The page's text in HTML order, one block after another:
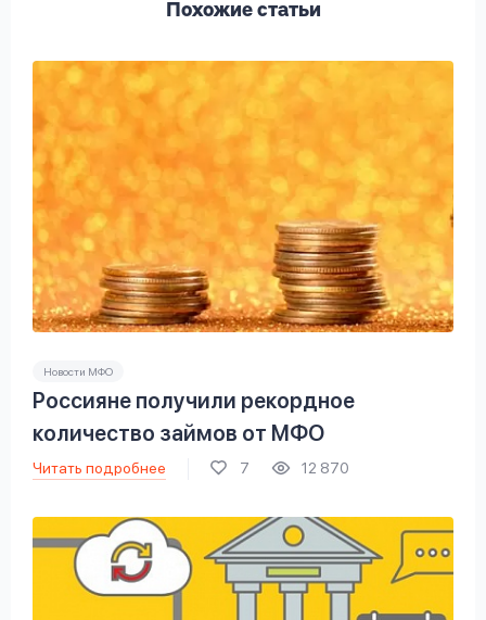
Похожие статьи
Новости МФО
Россияне получили рекордное
количество займов от МФО
Читать подробнее 7 12 870